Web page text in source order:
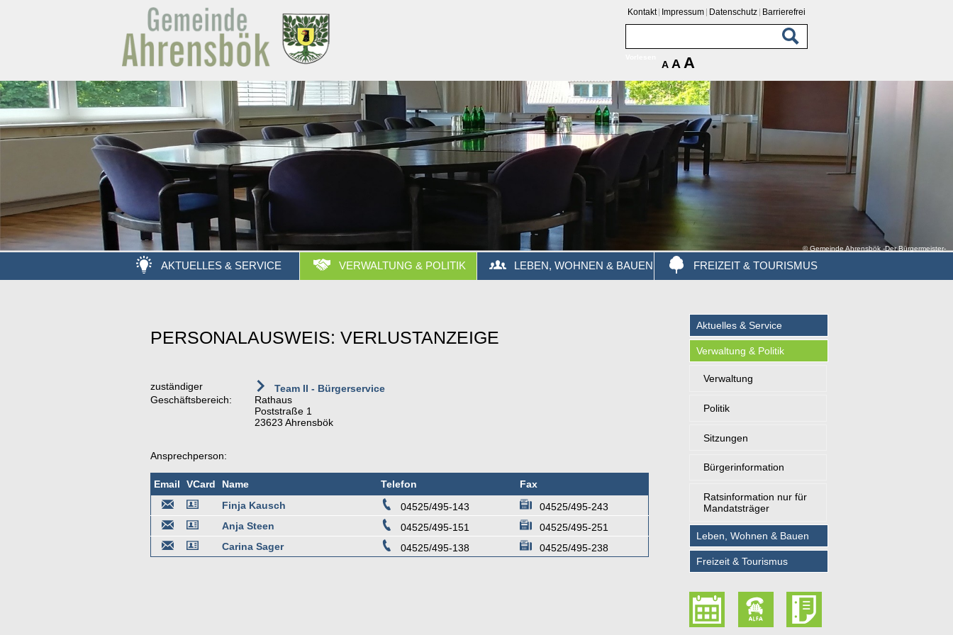
Kontakt Impressum Datenschutz Barrierefrei
A A A
© Gemeinde Ahrensbök -Der Bürgermeister-
AKTUELLES & SERVICE VERWALTUNG & POLITIK LEBEN, WOHNEN & BAUEN FREIZEIT & TOURISMUS
PERSONALAUSWEIS: VERLUSTANZEIGE
zuständiger
Geschäftsbereich:
Team II - Bürgerservice
Rathaus
Poststraße 1
23623 Ahrensbök
Ansprechperson:
Email VCard Name Telefon
Fax
Finja Kausch
04525/495-143
04525/495-243
Anja Steen
04525/495-151
04525/495-251
Carina Sager
04525/495-138 04525/495-238
Aktuelles & Service
Verwaltung & Politik
Verwaltung
Politik
Sitzungen
Bürgerinformation
Ratsinformation nur für
Mandatsträger
Leben, Wohnen & Bauen
Freizeit & Tourismus